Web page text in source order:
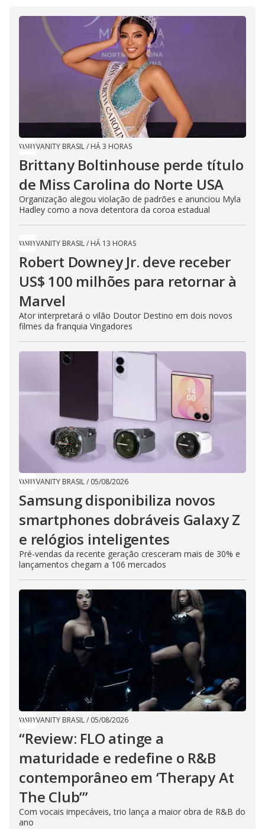
VANITY BRASIL/ HÁ 3 HORAS
Brittany Boltinhouse perde título
de Miss Carolina do Norte USA
Organização alegou violação de padrões e anunciou Myla
Hadley como a nova detentora da coroa estadual
VANITY BRASIL/ HÁ 13 HORAS
Robert Downey Jr. deve receber
US$ 100 milhões para retornar à
Marvel
Ator interpretará o vilão Doutor Destino em dois novos
filmes da franquia Vingadores
VANITY BRASIL/ 05/08/2026
Samsung disponibiliza novos
smartphones dobráveis Galaxy Z
e relógios inteligentes
Pré-vendas da recente geração cresceram mais de 30% e
lançamentos chegam a 106 mercados
VANITY BRASIL/ 05/08/2026
“Review: FLO atinge a
maturidade e redefine o R&B
contemporâneo em ‘Therapy At
The Club’”
Com vocais impecáveis, trio lança a maior obra de R&B do
ano